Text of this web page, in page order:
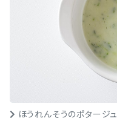
ほうれんそうのポタージュ